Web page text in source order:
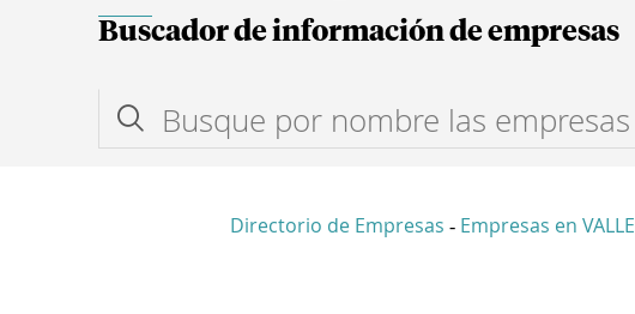
Buscador de información de empresas
Directorio de Empresas - Empresas en VALLE